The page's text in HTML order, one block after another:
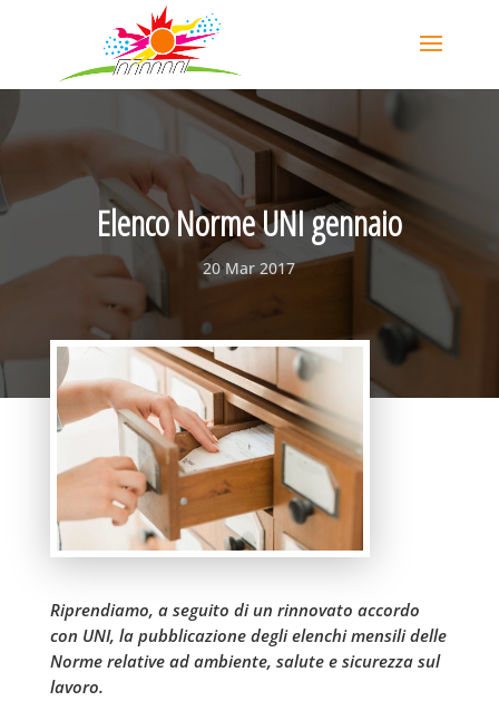
Elenco Norme UNI gennaio
20 Mar 2017
Riprendiamo, a seguito di un rinnovato accordo
con UNI, la pubblicazione degli elenchi mensili delle
Norme relative ad ambiente, salute e sicurezza sul
lavoro.